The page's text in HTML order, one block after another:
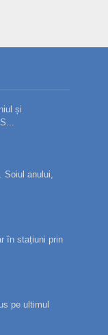
și
Soiul anului,
în stațiuni prin
pe ultimul